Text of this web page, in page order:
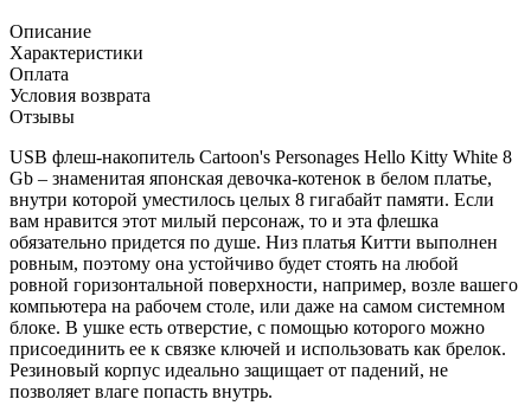
Описание
Характеристики
Оплата
Условия возврата
Отзывы
USB флеш-накопитель Cartoon's Personages Hello Kitty White 8
Gb – знаменитая японская девочка-котенок в белом платье,
внутри которой уместилось целых 8 гигабайт памяти. Если
вам нравится этот милый персонаж, то и эта флешка
обязательно придется по душе. Низ платья Китти выполнен
ровным, поэтому она устойчиво будет стоять на любой
ровной горизонтальной поверхности, например, возле вашего
компьютера на рабочем столе, или даже на самом системном
блоке. В ушке есть отверстие, с помощью которого можно
присоединить ее к связке ключей и использовать как брелок.
Резиновый корпус идеально защищает от падений, не
позволяет влаге попасть внутрь.